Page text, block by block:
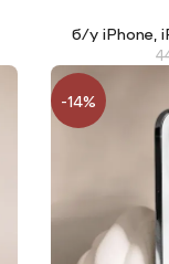
б/у iPhone,
-14%